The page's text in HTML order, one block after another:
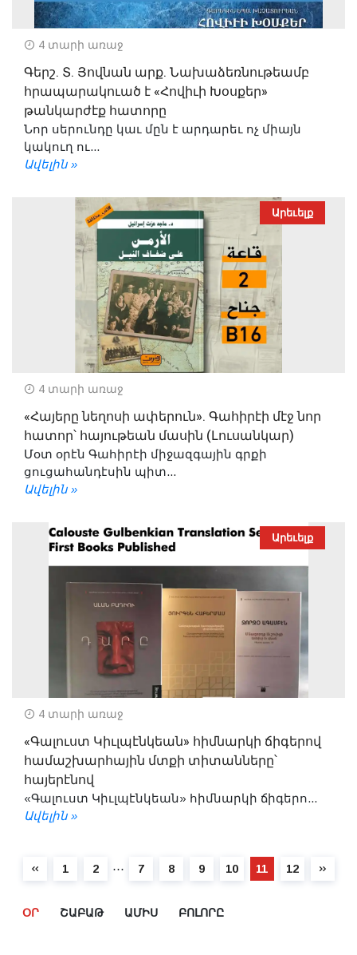
4 տարի առաջ
Գերշ. Տ. Յովնան արք. Նախաձեռնութեամբ
հրապարակուած է «Հովիւի Խօսքեր»
թանկարժէք հատորը
Նոր սերունդը կաւ մըն է արդարեւ ոչ միայն
կակուղ ու...
Ավելին »
Արեւելք
4 տարի առաջ
«Հայերը նեղոսի ափերուն». Գահիրէի մէջ նոր
հատոր՝ հայութեան մասին (Լուսանկար)
Մօտ օրէն Գահիրէի միջազգային գրքի
ցուցահանդէսին պիտ...
Ավելին »
Արեւելք
4 տարի առաջ
«Գալուստ Կիւլպէնկեան» հիմնարկի ճիգերով
համաշխարհային մտքի տիտանները՝
հայերէնով
«Գալուստ Կիւլպէնկեան» հիմնարկի ճիգերո...
Ավելին »
1 2 ⋯ 7 8 9 10 11 12
ՕՐ ՇԱԲԱԹ ԱՄԻՍ ԲՈԼՈՐԸ